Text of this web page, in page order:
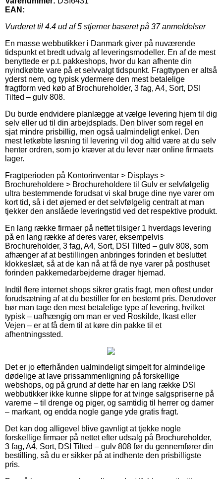
EAN:
Vurderet til 4.4 ud af 5 stjerner baseret på 37anmeldelser
En masse webbutikker i Danmark giver på nuværende
tidspunkt et bredt udvalg af leveringsmodeller. En af de mest
benyttede er p.t. pakkeshops, hvor du kan afhente din
nyindkøbte vare på et selvvalgt tidspunkt. Fragttypen er altså
yderst nem, og typisk ydermere den mest betalelige
fragtform ved køb af Brochureholder, 3 fag, A4, Sort, DSI
Tilted – gulv 808.
Du burde endvidere planlægge at vælge levering hjem til dig
selv eller ud til din arbejdsplads. Den bliver som regel en
sjat mindre prisbillig, men også ualmindeligt enkel. Den
mest letkøbte løsning til levering vil dog altid være at du selv
henter ordren, som jo kræver at du lever nær online firmaets
lager.
Fragtperioden på Kontorinventar > Displays >
Brochureholdere > Brochureholdere til Gulv er selvfølgelig
ultra bestemmende forudsat vi skal bruge dine nye varer om
kort tid, så i det øjemed er det selvfølgelig centralt at man
tjekker den anslåede leveringstid ved det respektive produkt.
En lang række firmaer på nettet tilsiger 1 hverdags levering
på en lang række af deres varer, eksempelvis
Brochureholder, 3 fag, A4, Sort, DSI Tilted – gulv 808, som
afhænger af at bestillingen anbringes forinden et besluttet
klokkeslæt, så at de kan nå at få de nye varer på posthuset
forinden pakkemedarbejderne drager hjemad.
Indtil flere internet shops sikrer gratis fragt, men oftest under
forudsætning af at du bestiller for en bestemt pris. Derudover
bør man tage den mest betalelige type af levering, hvilket
typisk – uafhængig om man er ved Roskilde, Ikast eller
Vejen – er at få dem til at køre din pakke til et
afhentningssted.
Det er jo efterhånden ualmindeligt simpelt for almindelige
dødelige at lave prissammenligning på forskellige
webshops, og på grund af dette har en lang række DSI
webbutikker ikke kunne slippe for at tvinge salgspriserne på
varerne – til drenge og piger, og samtidig til herrer og damer
– markant, og endda nogle gange yde gratis fragt.
Det kan dog alligevel blive gavnligt at tjekke nogle
forskellige firmaer på nettet efter udsalg på Brochureholder,
3 fag, A4, Sort, DSI Tilted – gulv 808 før du gennemfører din
bestilling, så du er sikker på at indhente den prisbilligste
pris.